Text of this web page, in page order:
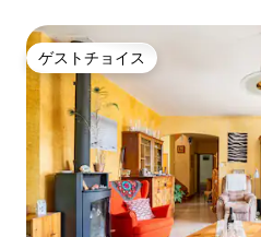
ゲストチョイス
ゲストチョイス